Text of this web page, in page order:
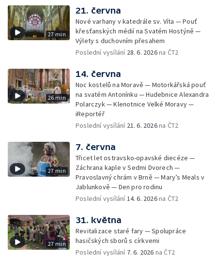
27 min
21. června
Nové varhany v katedrále sv. Víta — Pouť
křesťanských médií na Svatém Hostýně —
Výlety s duchovním přesahem
Poslední vysílání 28. 6. 2026na ČT2
26 min
14. června
Noc kostelů na Moravě — Motorkářská pouť
na svatém Antonínku — Hudebnice Alexandra
Polarczyk — Klenotnice Velké Moravy —
iReportéř
Poslední vysílání 21. 6. 2026na ČT2
27 min
7. června
Třicet let ostravsko-opavské diecéze —
Záchrana kaple v Sedmi Dvorech —
Pravoslavný chrám v Brně — Mary’s Meals v
Jablunkově — Den pro rodinu
Poslední vysílání 14. 6. 2026na ČT2
27 min
31. května
Revitalizace staré fary — Spolupráce
hasičských sborů s církvemi
Poslední vysílání 7. 6. 2026 na ČT2